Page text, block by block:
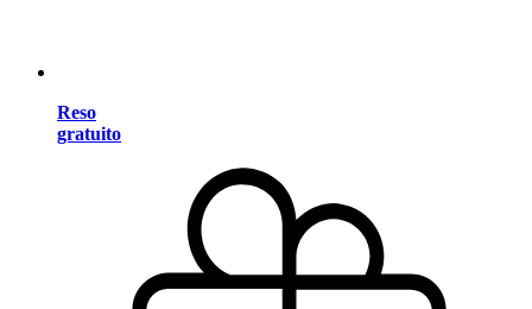
Reso
gratuito